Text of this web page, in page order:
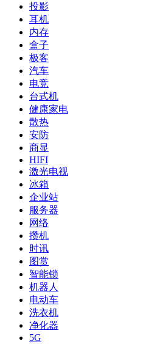
投影
耳机
内存
盒子
极客
汽车
电竞
台式机
健康家电
散热
安防
商显
HIFI
激光电视
冰箱
企业站
服务器
网络
攒机
时讯
图赏
智能锁
机器人
电动车
洗衣机
净化器
5G